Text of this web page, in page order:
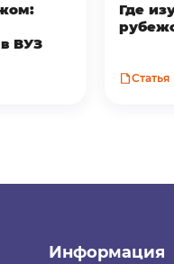
ВУЗ
Где
Статья
Информация